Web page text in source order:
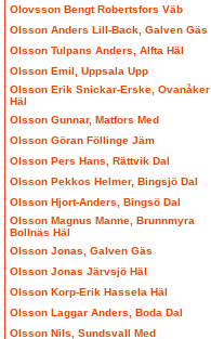
Olovsson Bengt Robertsfors Väb
Olsson Anders Lill-Back, Galven Gäs
Olsson Tulpans Anders, Alfta Häl
Olsson Emil, Uppsala Upp
Olsson Erik Snickar-Erske, Ovanåker
Häl
Olsson Gunnar, Matfors Med
Olsson Göran Föllinge Jäm
Olsson Pers Hans, Rättvik Dal
Olsson Pekkos Helmer, Bingsjö Dal
Olsson Hjort-Anders, Bingsö Dal
Olsson Magnus Manne, Brunnmyra
Bollnäs Häl
Olsson Jonas, Galven Gäs
Olsson Jonas Järvsjö Häl
Olsson Korp-Erik Hassela Häl
Olsson Laggar Anders, Boda Dal
Olsson Nils, Sundsvall Med